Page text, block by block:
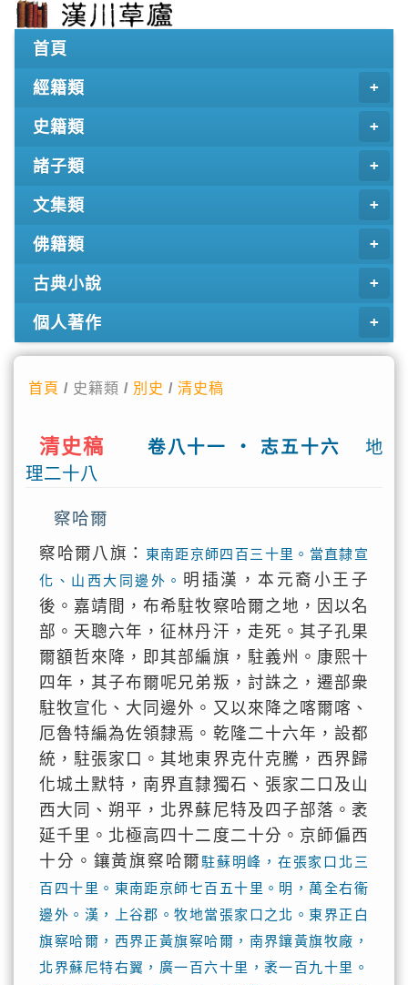
首頁
經籍類
史籍類
諸子類
文集類
佛籍類
古典小說
個人著作
首頁 / 史籍類 / 別史 /清史稿
清史稿 卷八十一 ‧ 志五十六
地
理二十八
察哈爾
察哈爾八旗：
東南距京師四百三十里。當直隸宣
化、山西大同邊外。 明插漢，本元裔小王子
後。嘉靖間，布希駐牧察哈爾之地，因以名
部。天聰六年，征林丹汗，走死。其子孔果
爾額哲來降，即其部編旗，駐義州。康熙十
四年，其子布爾呢兄弟叛，討誅之，遷部衆
駐牧宣化、大同邊外。又以來降之喀爾喀、
厄魯特編為佐領隸焉。乾隆二十六年，設都
統，駐張家口。其地東界克什克騰，西界歸
化城土默特，南界直隸獨石、張家二口及山
西大同、朔平，北界蘇尼特及四子部落。袤
延千里。北極高四十二度二十分。京師偏西
十分。鑲黃旗察哈爾駐蘇明峰，在張家口北三
百四十里。東南距京師七百五十里。明，萬全右衞
邊外。漢，上谷郡。牧地當張家口之北。東界正白
旗察哈爾，西界正黃旗察哈爾，南界鑲黃旗牧廠，
北界蘇尼特右翼，廣一百六十里，袤一百九十里。